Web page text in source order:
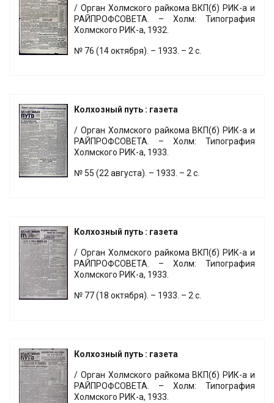
/ Орган Холмского райкома ВКП(б) РИК-а и
РАЙПРОФСОВЕТА. – Холм: Типография
Холмского РИК-а, 1932.
№ 76 (14 октября). – 1933. – 2 с.
Колхозный путь : газета
/ Орган Холмского райкома ВКП(б) РИК-а и
РАЙПРОФСОВЕТА. – Холм: Типография
Холмского РИК-а, 1933.
№ 55 (22 августа). – 1933. – 2 с.
Колхозный путь : газета
/ Орган Холмского райкома ВКП(б) РИК-а и
РАЙПРОФСОВЕТА. – Холм: Типография
Холмского РИК-а, 1933.
№ 77 (18 октября). – 1933. – 2 с.
Колхозный путь : газета
/ Орган Холмского райкома ВКП(б) РИК-а и
РАЙПРОФСОВЕТА. – Холм: Типография
Холмского РИК-а, 1933.